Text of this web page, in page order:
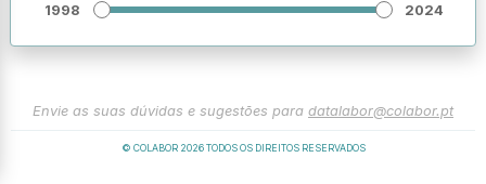
1998 2024
Envie as suas dúvidas e sugestões para datalabor@colabor.pt
© COLABOR 2026TODOS OS DIREITOS RESERVADOS